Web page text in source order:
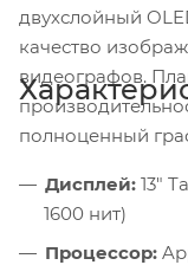
двухслойный
качество
видеографов.
полноценный
Дисплей: 13"
1600 нит)
Процессор: